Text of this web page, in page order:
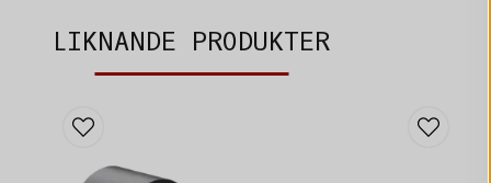
LIKNANDE PRODUKTER